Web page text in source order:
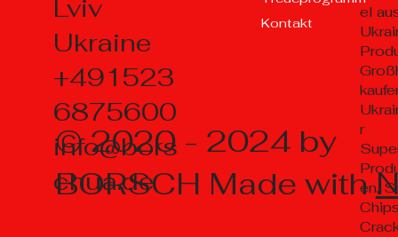
Lviv
Ukraine
+491523
6875600
info@bors
chua.de
© 2020 - 2024 by
BORSCH Made with
Kontakt
el
r
en,